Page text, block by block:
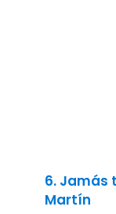
6. Jamás
Martín